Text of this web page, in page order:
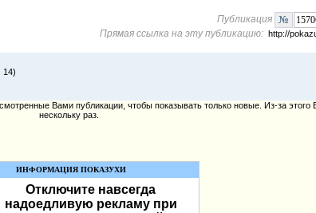
Публикация
Прямая ссылка на эту публикацию: http://
14)
Вами публикации, чтобы показывать только новые. Из-за этого
нескольку раз.
ИНФОРМАЦИЯ ПОКАЗУХИ
Отключите навсегда
надоедливую рекламу при